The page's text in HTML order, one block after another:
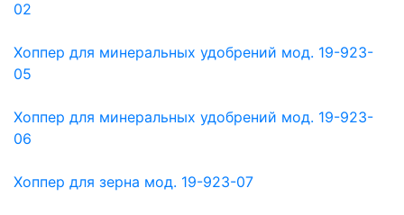
02
Хоппер для минеральных удобрений мод. 19-923-
05
Хоппер для минеральных удобрений мод. 19-923-
06
Хоппер для зерна мод. 19-923-07